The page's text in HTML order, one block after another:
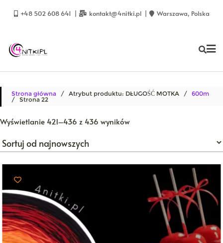
+48 502 608 641 kontakt@4nitki.pl Warszawa, Polska
Strona główna / Atrybut produktu: DŁUGOŚĆ MOTKA / 600m
/ Strona 22
Wyświetlanie 421–436 z 436 wynikówPosortowane